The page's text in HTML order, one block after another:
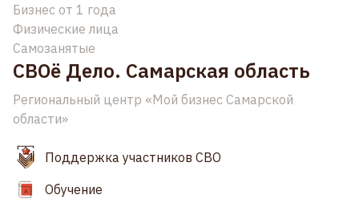
Бизнес от 1 года
Физические лица
Самозанятые
СВОё Дело. Самарская область
Региональный центр «Мой бизнес Самарской
области»
Поддержка участников СВО
Обучение